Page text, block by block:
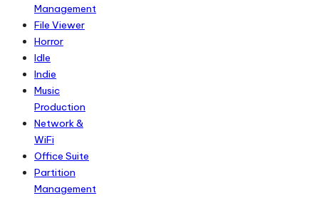
Management
File Viewer
Horror
Idle
Indie
Music
Production
Network &
WiFi
Office Suite
Partition
Management